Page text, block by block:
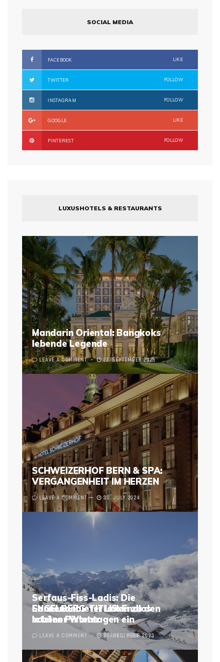
SOCIAL MEDIA
FACEBOOK LIKE
TWITTER FOLLOW
INSTAGRAM FOLLOW
GOOGLE LIKE
PINTEREST FOLLOW
LUXUSHOTELS & RESTAURANTS
Mandarin Oriental: Bangkoks
lebende Legende
LEAVE A COMMENT 22. SEPTEMBER 2025
SCHWEIZERHOF BERN & SPA:
VERGANGENHEIT IM HERZEN
LEAVE A COMMENT 30. JULY 2024
Serfaus-Fiss-Ladis: Die
Sonnenanbieter laden zu den
letzten Pistentagen ein
LEAVE A COMMENT 4. APRIL 2024
ENGELBERG-TITLIS: Endlos
schöner Winter
LEAVE A COMMENT 28. DECEMBER 2023